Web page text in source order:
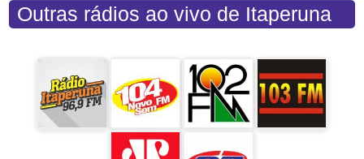
Outras rádios ao vivo de Itaperuna